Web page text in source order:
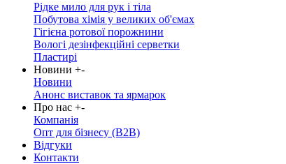
Рідке мило для рук і тіла
Побутова хімія у великих об'ємах
Гігієна ротової порожнини
Вологі дезінфекційні серветки
Пластирі
Новини +-
Новини
Анонс виставок та ярмарок
Про нас +-
Компанія
Опт для бізнесу (B2B)
Відгуки
Контакти